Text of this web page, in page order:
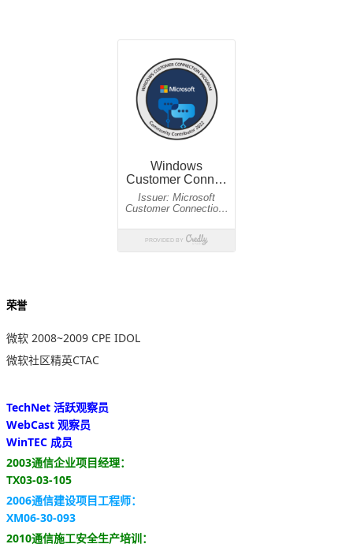
荣誉
微软 2008~2009 CPE IDOL
微软社区精英CTAC
TechNet 活跃观察员
WebCast 观察员
WinTEC 成员
2003通信企业项目经理：
TX03-03-105
2006通信建设项目工程师：
XM06-30-093
2010通信施工安全生产培训：